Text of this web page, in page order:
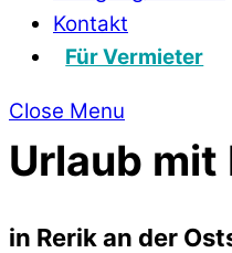
Kontakt
Für Vermieter
Close Menu
Urlaub mit
in Rerik an der